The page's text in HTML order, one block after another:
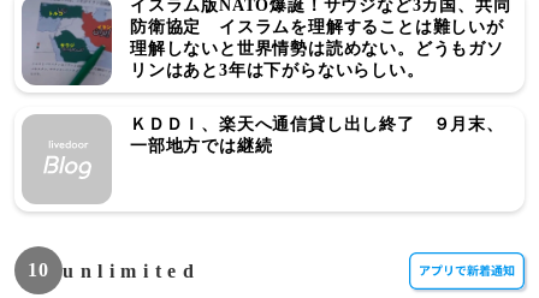
イスラム版NATO爆誕！サウジなど3カ国、共同
防衛協定 イスラムを理解することは難しいが
理解しないと世界情勢は読めない。どうもガソ
リンはあと3年は下がらないらしい。
ＫＤＤＩ、楽天へ通信貸し出し終了 ９月末、
一部地方では継続
10 u n l i m i t e d